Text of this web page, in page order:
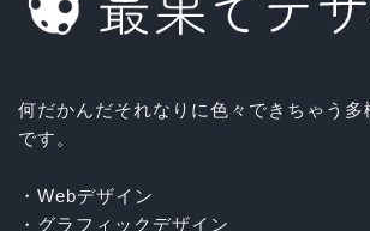
何だかんだそれなりに色々できちゃう多
です。
・Webデザイン
・グラフィックデザイン